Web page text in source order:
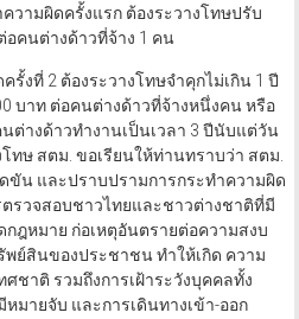
วามผิดครั้งแรก ต้องระวางโทษปรับ
อคนต่างด้าวที่จ้าง 1 คน
รั้งที่ 2 ต้องระวางโทษจำคุกไม่เกิน 1 ปี
บาท ต่อคนต่างด้าวที่จ้างหนึ่งคน หรือ
ต่างด้าวทำงานเป็นเวลา 3 ปีนับแต่วัน
ทษ สตม. ขอเรียนให้ท่านทราบว่า สตม.
ขัน และปราบปรามการกระทำความผิด
รวจสอบชาวไทยและชาวต่างชาติที่มี
ฎหมาย ก่อเหตุอันตรายต่อความสงบ
ย์สินของประชาชน ทำให้เกิด ความ
ชาติ รวมถึงการเฝ้าระวังบุคคลทั้ง
ายจับ และการเดินทางเข้า-ออก